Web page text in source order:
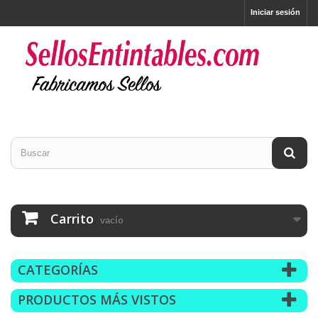
Iniciar sesión
Carrito vacío
CATEGORÍAS
PRODUCTOS MÁS VISTOS